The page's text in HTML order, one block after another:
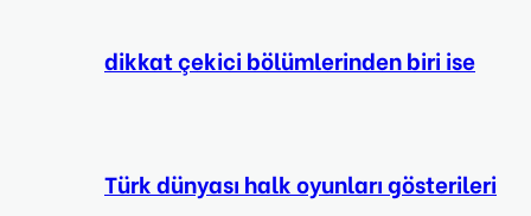
dikkat çekici bölümlerinden biri ise
Türk dünyası halk oyunları gösterileri